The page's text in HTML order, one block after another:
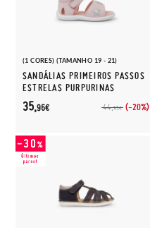
(1 CORES) (TAMANHO 19 - 21)
SANDÁLIAS PRIMEIROS PASSOS
ESTRELAS PURPURINAS
44,95€ (-20%)
35,96€